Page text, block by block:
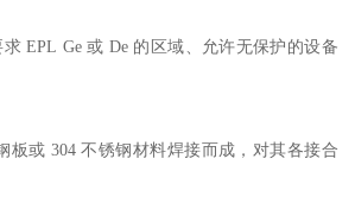
EPL Ge 或 De 的区域、允许无保护的设备
板或 304 不锈钢材料焊接而成，对其各接合